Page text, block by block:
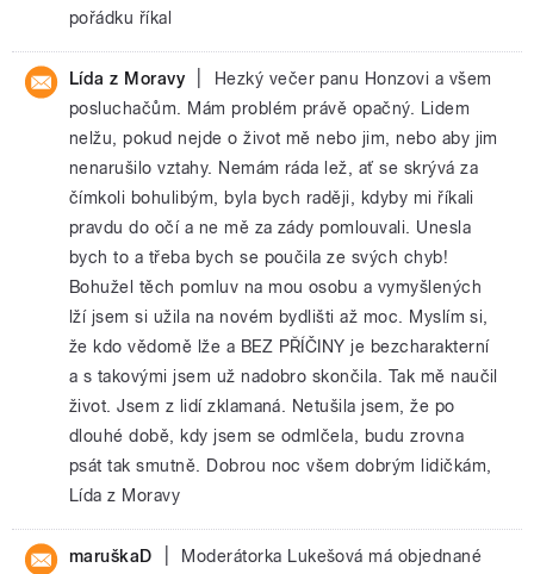
pořádku říkal
Lída z Moravy
Hezký večer panu Honzovi a všem
posluchačům. Mám problém právě opačný. Lidem
nelžu, pokud nejde o život mě nebo jim, nebo aby jim
nenarušilo vztahy. Nemám ráda lež, ať se skrývá za
čímkoli bohulibým, byla bych raději, kdyby mi říkali
pravdu do očí a ne mě za zády pomlouvali. Unesla
bych to a třeba bych se poučila ze svých chyb!
Bohužel těch pomluv na mou osobu a vymyšlených
lží jsem si užila na novém bydlišti až moc. Myslím si,
že kdo vědomě lže a BEZ PŘÍČINY je bezcharakterní
a s takovými jsem už nadobro skončila. Tak mě naučil
život. Jsem z lidí zklamaná. Netušila jsem, že po
dlouhé době, kdy jsem se odmlčela, budu zrovna
psát tak smutně. Dobrou noc všem dobrým lidičkám,
Lída z Moravy
maruškaD
Moderátorka Lukešová má objednané